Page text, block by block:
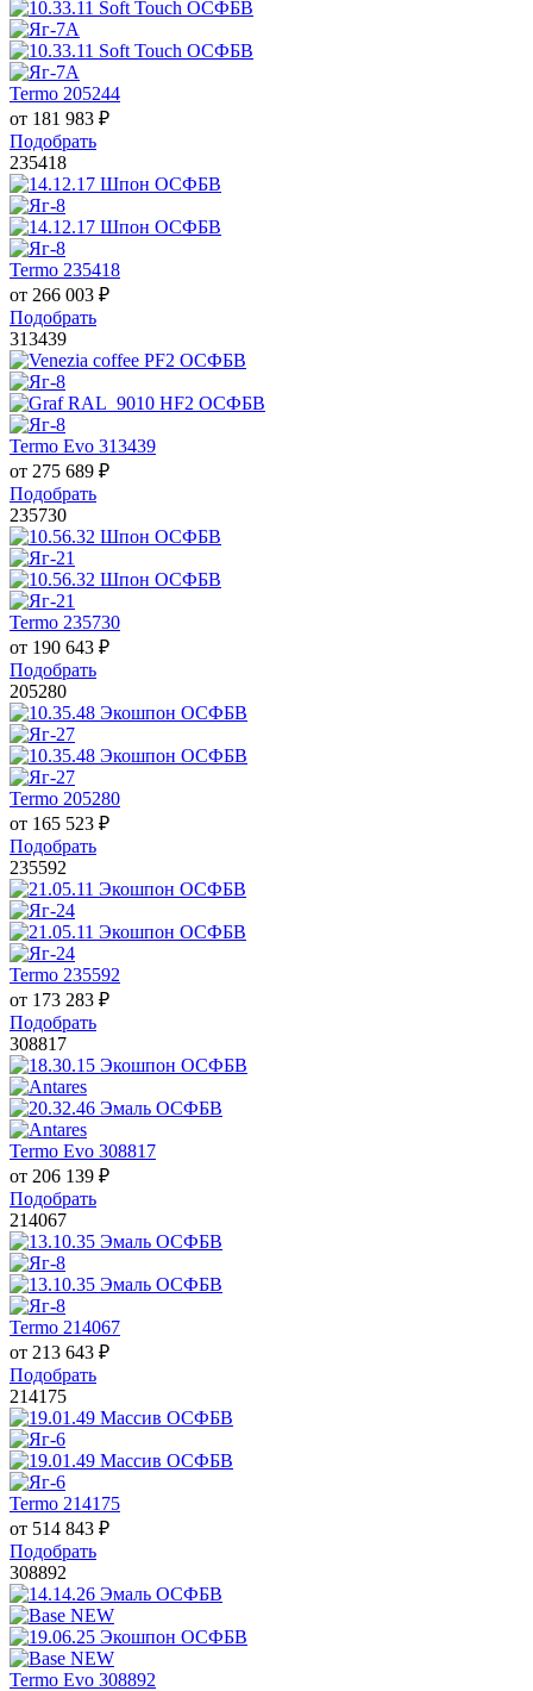
Termo 205244
от 181 983 ₽
Подобрать
235418
Termo 235418
от 266 003 ₽
Подобрать
313439
Termo Evo 313439
от 275 689 ₽
Подобрать
235730
Termo 235730
от 190 643 ₽
Подобрать
205280
Termo 205280
от 165 523 ₽
Подобрать
235592
Termo 235592
от 173 283 ₽
Подобрать
308817
Termo Evo 308817
от 206 139 ₽
Подобрать
214067
Termo 214067
от 213 643 ₽
Подобрать
214175
Termo 214175
от 514 843 ₽
Подобрать
308892
Termo Evo 308892